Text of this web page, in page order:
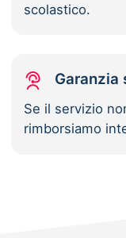
scolastico.
Garanzia
Se il servizio
rimborsiamo